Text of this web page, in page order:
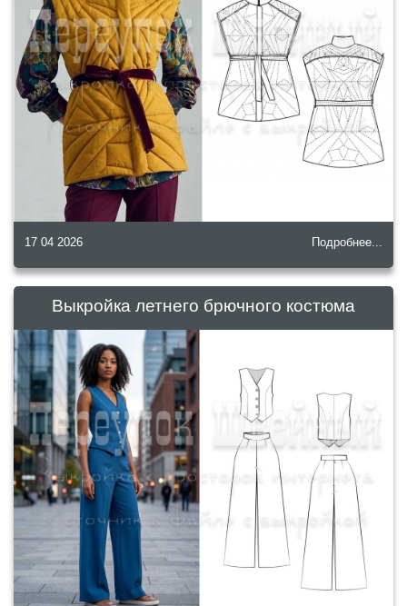
17 04 2026 Подробнее...
Выкройка летнего брючного костюма